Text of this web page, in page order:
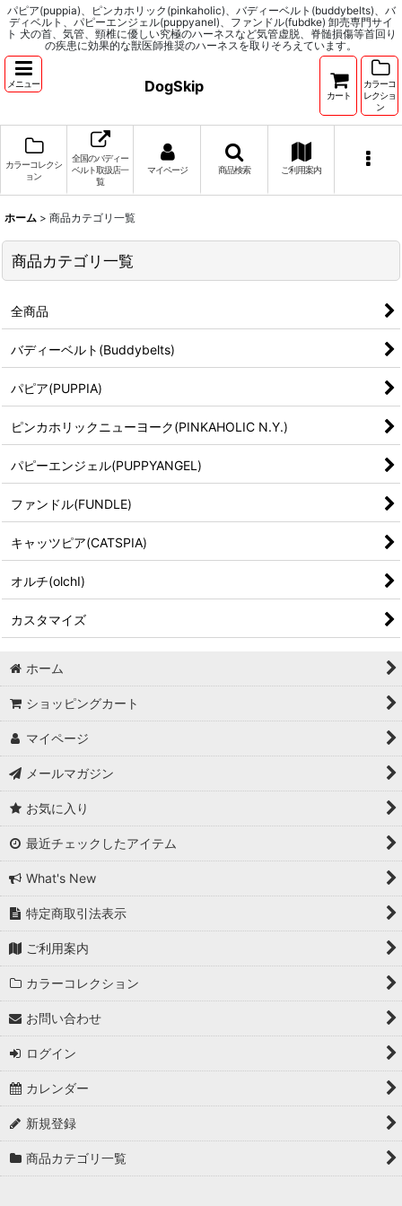
パピア(puppia)、ピンカホリック(pinkaholic)、バディーベルト(buddybelts)、バ
ディベルト、パピーエンジェル(puppyanel)、ファンドル(fubdke) 卸売専門サイ
ト 犬の首、気管、頸椎に優しい究極のハーネスなど気管虚脱、脊髄損傷等首回り
の疾患に効果的な獣医師推奨のハーネスを取りそろえています。
メニュー DogSkip
カート
カラーコ
レクショ
ン
カラーコレクシ
ョン
全国のバディー
ベルト取扱店一
覧
マイページ 商品検索 ご利用案内
ホーム > 商品カテゴリ一覧
商品カテゴリ一覧
全商品
バディーベルト(Buddybelts)
パピア(PUPPIA)
ピンカホリックニューヨーク(PINKAHOLIC N.Y.)
パピーエンジェル(PUPPYANGEL)
ファンドル(FUNDLE)
キャッツピア(CATSPIA)
オルチ(olchI)
カスタマイズ
ホーム
ショッピングカート
マイページ
メールマガジン
お気に入り
最近チェックしたアイテム
What's New
特定商取引法表示
ご利用案内
カラーコレクション
お問い合わせ
ログイン
カレンダー
新規登録
商品カテゴリ一覧